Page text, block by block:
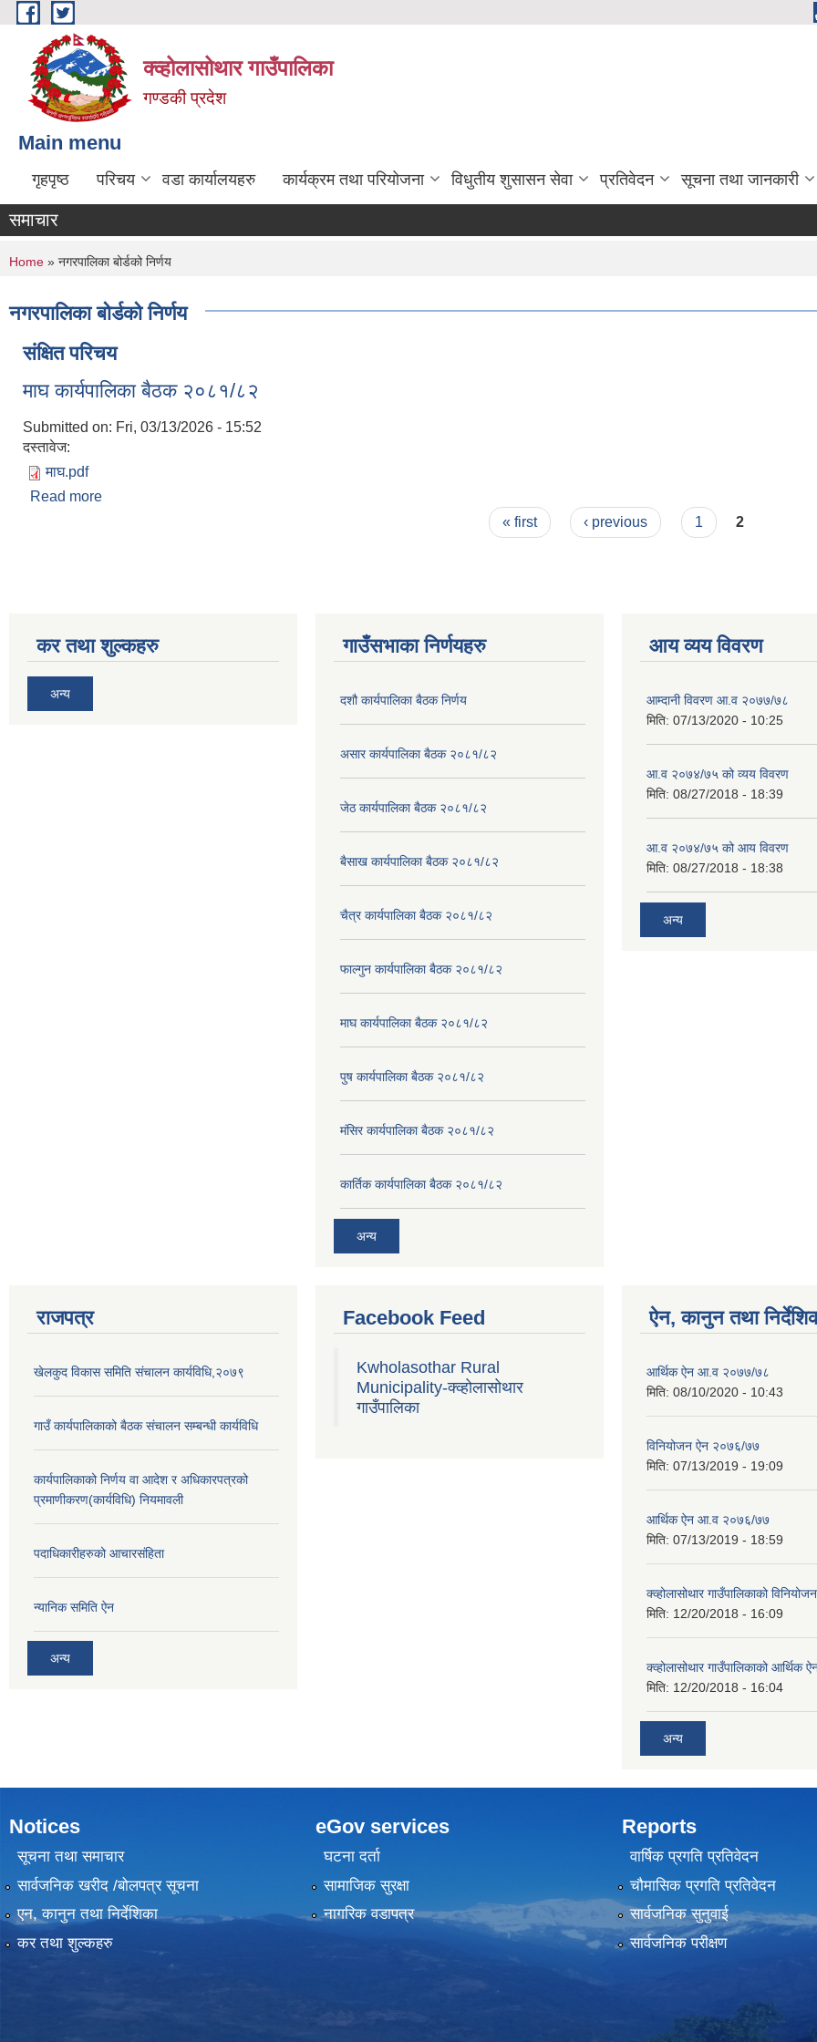
Skip to main content
क्व्होलासोथार गाउँपालिका
गण्डकी प्रदेश
Main menu
गृहपृष्ठ परिचय वडा कार्यालयहरु कार्यक्रम तथा परियोजना विधुतीय शुसासन सेवा प्रतिवेदन सूचना तथा जानकारी
समाचार
You are here
Home » नगरपालिका बोर्डको निर्णय
नगरपालिका बोर्डको निर्णय
संक्षित परिचय
माघ कार्यपालिका बैठक २०८१/८२
Submitted on: Fri, 03/13/2026 - 15:52
दस्तावेज:
माघ.pdf
Read more
« first ‹ previous 1 2
कर तथा शुल्कहरु
अन्य
गाउँसभाका निर्णयहरु
दशौ कार्यपालिका बैठक निर्णय
असार कार्यपालिका बैठक २०८१/८२
जेठ कार्यपालिका बैठक २०८१/८२
बैसाख कार्यपालिका बैठक २०८१/८२
चैत्र कार्यपालिका बैठक २०८१/८२
फाल्गुन कार्यपालिका बैठक २०८१/८२
माघ कार्यपालिका बैठक २०८१/८२
पुष कार्यपालिका बैठक २०८१/८२
मंसिर कार्यपालिका बैठक २०८१/८२
कार्तिक कार्यपालिका बैठक २०८१/८२
अन्य
आय व्यय विवरण
आम्दानी विवरण आ.व २०७७/७८
मिति: 07/13/2020 - 10:25
आ.व २०७४/७५ को व्यय विवरण
मिति: 08/27/2018 - 18:39
आ.व २०७४/७५ को आय विवरण
मिति: 08/27/2018 - 18:38
अन्य
राजपत्र
खेलकुद विकास समिति संचालन कार्यविधि,२०७९
गाउँ कार्यपालिकाको बैठक संचालन सम्बन्धी कार्यविधि
कार्यपालिकाको निर्णय वा आदेश र अधिकारपत्रको
प्रमाणीकरण(कार्यविधि) नियमावली
पदाधिकारीहरुको आचारसंहिता
न्यानिक समिति ऐन
अन्य
Facebook Feed
Kwholasothar Rural
Municipality-क्व्होलासोथार
गाउँपालिका
ऐन, कानुन तथा
आर्थिक ऐन आ.व २०७७/७८
मिति: 08/10/2020 - 10:43
विनियोजन ऐन २०७६/७७
मिति: 07/13/2019 - 19:09
आर्थिक ऐन आ.व २०७६/७७
मिति: 07/13/2019 - 18:59
क्व्होलासोथार गाउँपालिकाको
मिति: 12/20/2018 - 16:09
क्व्होलासोथार गाउँपालिकाको आर्थिक
मिति: 12/20/2018 - 16:04
अन्य
Notices
सूचना तथा समाचार
सार्वजनिक खरीद /बोलपत्र सूचना
एन, कानुन तथा निर्देशिका
कर तथा शुल्कहरु
eGov services
घटना दर्ता
सामाजिक सुरक्षा
नागरिक वडापत्र
Reports
वार्षिक प्रगति प्रतिवेदन
चौमासिक प्रगति प्रतिवेदन
सार्वजनिक सुनुवाई
सार्वजनिक परीक्षण